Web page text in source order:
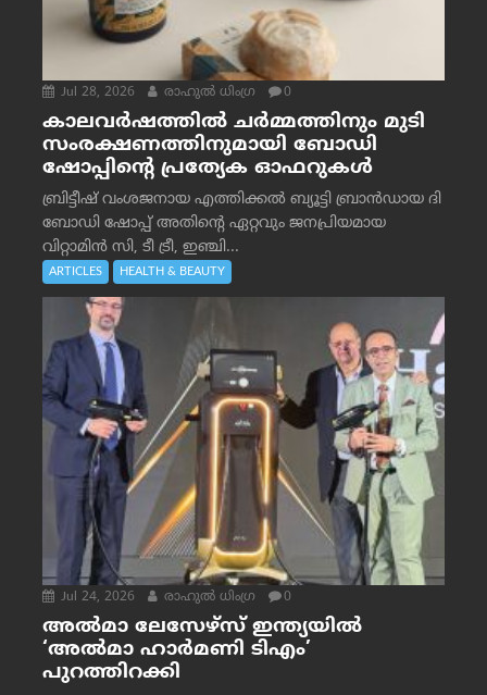
Jul 28, 2026 രാഹുല്‍ ധിംഗ്ര 0
കാലവർഷത്തിൽ ചർമ്മത്തിനും മുടി
സംരക്ഷണത്തിനുമായി ബോഡി
ഷോപ്പിന്റെ പ്രത്യേക ഓഫറുകൾ
ബ്രിട്ടീഷ് വംശജനായ എത്തിക്കൽ ബ്യൂട്ടി ബ്രാൻഡായ ദി
ബോഡി ഷോപ്പ് അതിന്റെ ഏറ്റവും ജനപ്രിയമായ
വിറ്റാമിൻ സി, ടീ ട്രീ, ഇഞ്ചി...
ARTICLES HEALTH & BEAUTY
Jul 24, 2026 രാഹുല്‍ ധിംഗ്ര 0
അൽമാ ലേസേഴ്സ് ഇന്ത്യയിൽ
‘അൽമാ ഹാർമണി ടിഎം’
പുറത്തിറക്കി